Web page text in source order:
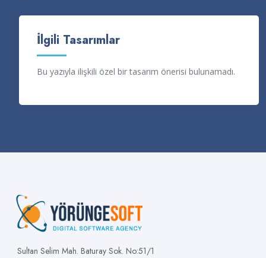
İlgili Tasarımlar
Bu yazıyla ilişkili özel bir tasarım önerisi bulunamadı.
Sultan Selim Mah. Baturay Sok. No:51/1